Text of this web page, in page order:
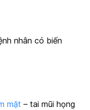
nhân có biến
mặt – tai mũi họng